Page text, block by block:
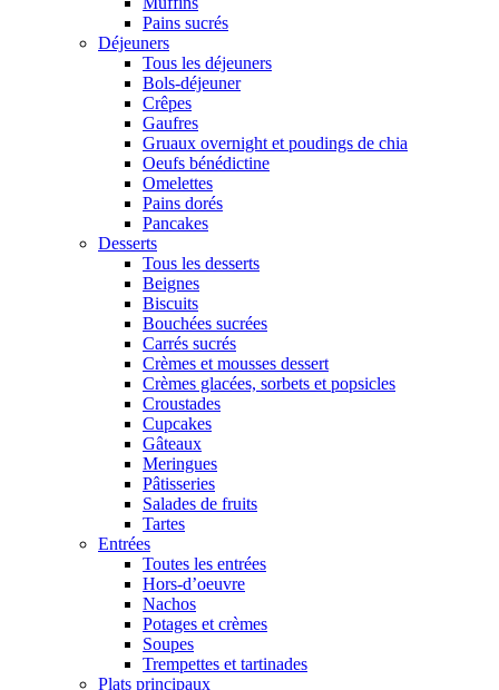
Pains sucrés
Déjeuners
Tous les déjeuners
Bols-déjeuner
Crêpes
Gaufres
Gruaux overnight et poudings de chia
Oeufs bénédictine
Omelettes
Pains dorés
Pancakes
Desserts
Tous les desserts
Beignes
Biscuits
Bouchées sucrées
Carrés sucrés
Crèmes et mousses dessert
Crèmes glacées, sorbets et popsicles
Croustades
Cupcakes
Gâteaux
Meringues
Pâtisseries
Salades de fruits
Tartes
Entrées
Toutes les entrées
Hors-d’oeuvre
Nachos
Potages et crèmes
Soupes
Trempettes et tartinades
Plats principaux